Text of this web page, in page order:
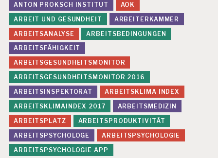
ANTON PROKSCH INSTITUT
AOK
ARBEIT UND GESUNDHEIT
ARBEITERKAMMER
ARBEITSANALYSE
ARBEITSBEDINGUNGEN
ARBEITSFÄHIGKEIT
ARBEITSGESUNDHEITSMONITOR
ARBEITSGESUNDHEITSMONITOR 2016
ARBEITSINSPEKTORAT
ARBEITSKLIMA INDEX
ARBEITSKLIMAINDEX 2017
ARBEITSMEDIZIN
ARBEITSPLATZ
ARBEITSPRODUKTIVITÄT
ARBEITSPSYCHOLOGE
ARBEITSPSYCHOLOGIE
ARBEITSPSYCHOLOGIE APP